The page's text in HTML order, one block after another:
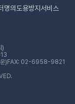
명의도용방지서비스
)
) FAX: 02-6958-9821